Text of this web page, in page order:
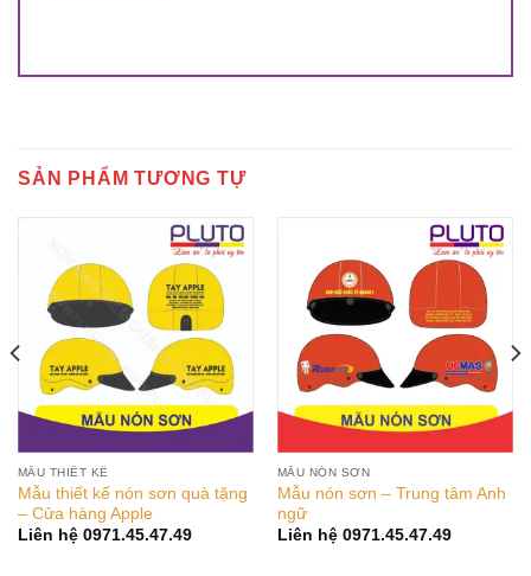
SẢN PHẨM TƯƠNG TỰ
MẪU THIẾT KẾ
Mẫu thiết kế nón sơn quà tặng
– Cửa hàng Apple
Liên hệ 0971.45.47.49
MẪU NÓN SƠN
Mẫu nón sơn – Trung tâm Anh
ngữ
Liên hệ 0971.45.47.49